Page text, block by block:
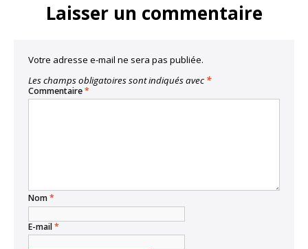
Laisser un commentaire
Votre adresse e-mail ne sera pas publiée.
Les champs obligatoires sont indiqués avec *
Commentaire*
Nom*
E-mail*